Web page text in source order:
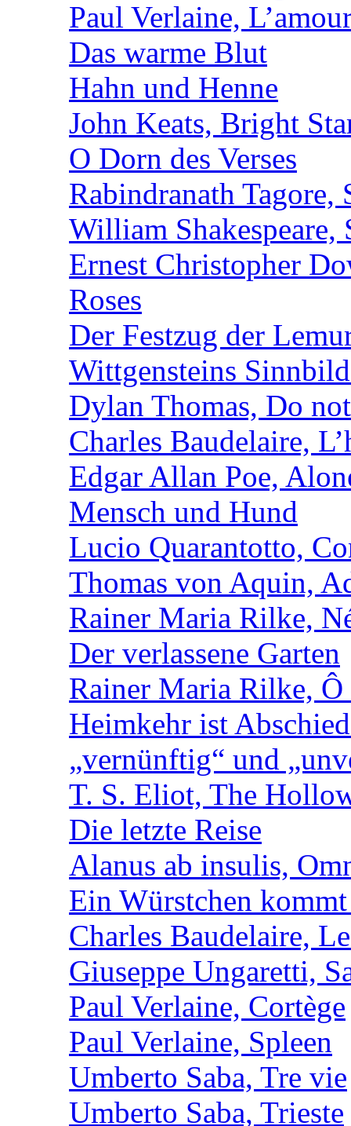
Paul Verlaine,
Das warme Blut
Hahn und Henne
John Keats, Bright
O Dorn des Verses
Rabindranath
William Shakespeare,
Ernest Christopher
Roses
Der Festzug der
Wittgensteins
Dylan Thomas, Do
Charles Baudelaire,
Edgar Allan Poe,
Mensch und Hund
Lucio Quarantotto,
Thomas von Aquin,
Rainer Maria Rilke,
Der verlassene Garten
Rainer Maria Rilke, Ô
Heimkehr ist
„vernünftig“ und
T. S. Eliot, The
Die letzte Reise
Alanus ab insulis,
Ein Würstchen
Charles Baudelaire,
Giuseppe Ungaretti,
Paul Verlaine, Cortège
Paul Verlaine, Spleen
Umberto Saba, Tre vie
Umberto Saba, Trieste